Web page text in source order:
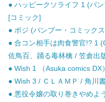
● ハッピークソライフ 1 (バ
[コミック]
● ポジ (バンブー・コミック
● 合コン相手は肉食警官!? 1
佐鳥百、踊る毒林檎 / 笠倉出
● Wish 1 （Asuka comics
● Wish 3 / ＣＬＡＭＰ / 角川
● 悪役令嬢の取り巻きやめよ